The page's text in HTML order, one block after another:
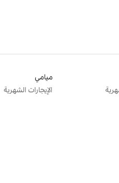
ميامي
الإيجارات الشهرية